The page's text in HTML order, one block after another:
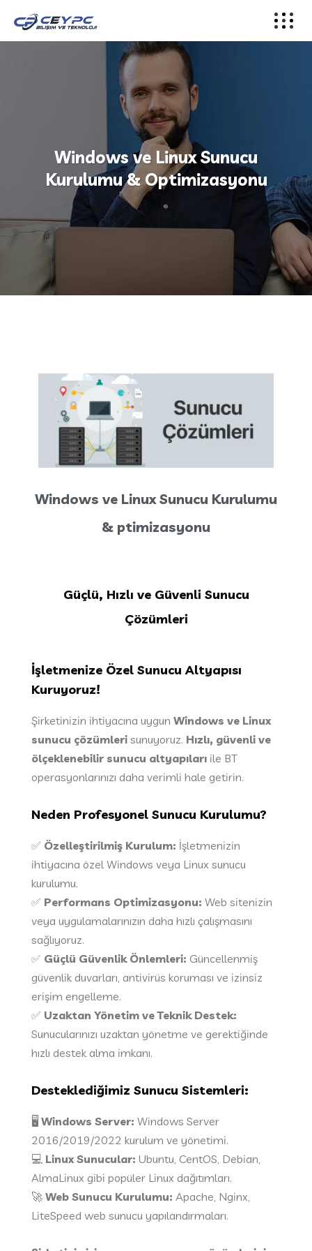
Windows ve Linux Sunucu
Kurulumu & Optimizasyonu
Windows ve Linux Sunucu Kurulumu
& ptimizasyonu
Güçlü, Hızlı ve Güvenli Sunucu
Çözümleri
İşletmenize Özel Sunucu Altyapısı
Kuruyoruz!
Şirketinizin ihtiyacına uygun Windows ve Linux
sunucu çözümleri sunuyoruz. Hızlı, güvenli ve
ölçeklenebilir sunucu altyapıları ile BT
operasyonlarınızı daha verimli hale getirin.
Neden Profesyonel Sunucu Kurulumu?
✅ Özelleştirilmiş Kurulum: İşletmenizin
ihtiyacına özel Windows veya Linux sunucu
kurulumu.
✅ Performans Optimizasyonu: Web sitenizin
veya uygulamalarınızın daha hızlı çalışmasını
sağlıyoruz.
✅ Güçlü Güvenlik Önlemleri: Güncellenmiş
güvenlik duvarları, antivirüs koruması ve izinsiz
erişim engelleme.
✅ Uzaktan Yönetim ve Teknik Destek:
Sunucularınızı uzaktan yönetme ve gerektiğinde
hızlı destek alma imkanı.
Desteklediğimiz Sunucu Sistemleri:
🖥 Windows Server: Windows Server
2016/2019/2022 kurulum ve yönetimi.
💻 Linux Sunucular: Ubuntu, CentOS, Debian,
AlmaLinux gibi popüler Linux dağıtımları.
🚀 Web Sunucu Kurulumu: Apache, Nginx,
LiteSpeed web sunucu yapılandırmaları.